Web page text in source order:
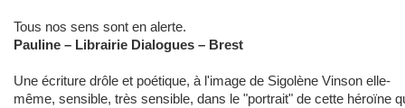
Tous nos sens sont en alerte.
Pauline – Librairie Dialogues – Brest
Une écriture drôle et poétique, à l'image de Sigolène Vinson elle-
même, sensible, très sensible, dans le "portrait" de cette héroïne